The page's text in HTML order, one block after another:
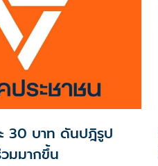
30 บาท ดันปฎิรูป
มมากขึ้น